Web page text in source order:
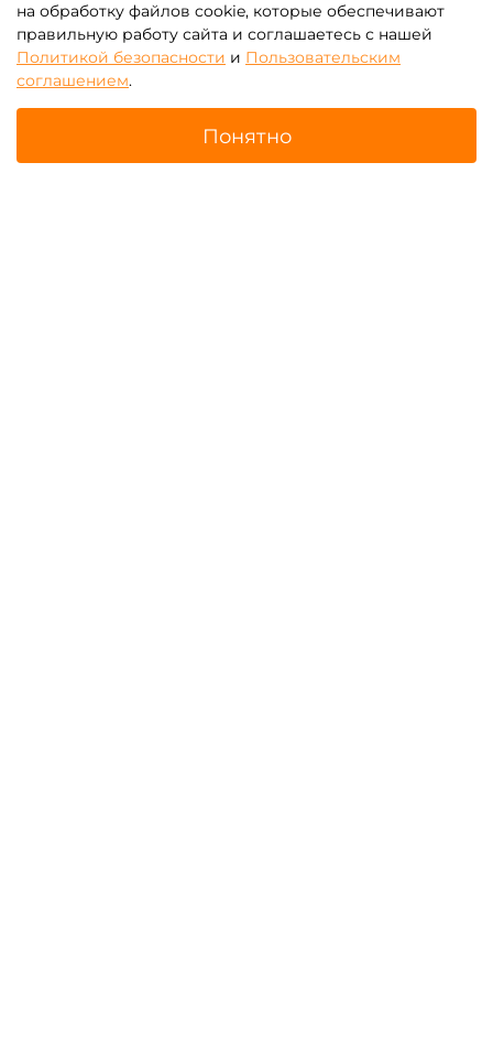
на обработку файлов cookie, которые обеспечивают
правильную работу сайта и соглашаетесь с нашей
Политикой безопасности и Пользовательским
соглашением.
Понятно